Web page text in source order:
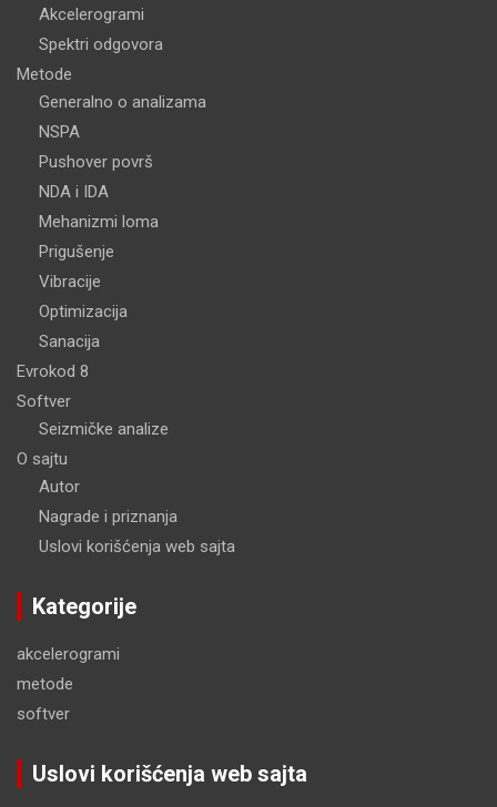
Akcelerogrami
Spektri odgovora
Metode
Generalno o analizama
NSPA
Pushover površ
NDA i IDA
Mehanizmi loma
Prigušenje
Vibracije
Optimizacija
Sanacija
Evrokod 8
Softver
Seizmičke analize
O sajtu
Autor
Nagrade i priznanja
Uslovi korišćenja web sajta
Kategorije
akcelerogrami
metode
softver
Uslovi korišćenja web sajta